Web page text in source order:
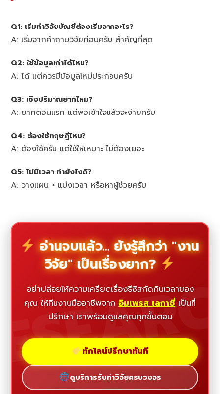
Q1: เริ่มทำวิจัยบัญชีต้องเริ่มจากอะไร?
A: เริ่มจากคำถามวิจัยก่อนครับ สำคัญที่สุด
Q2: ใช้ข้อมูลเก่าได้ไหม?
A: ได้ แต่ควรมีข้อมูลใหม่ประกอบครับ
Q3: เชิงปริมาณยากไหม?
A: ยากตอนแรก แต่พอเข้าใจแล้วจะง่ายครับ
Q4: ต้องใช้ทฤษฎีไหม?
A: ต้องใช้ครับ แต่ใช้ให้เหมาะ ไม่ต้องเยอะ
Q5: ไม่มีเวลา ทำยังไงดี?
A: วางแผน + แบ่งเวลา หรือหาผู้ช่วยครับ
อ่านจบแล้ว... ยังรู้สึกว่า "งาน
วิจัย" เป็นเรื่องยาก?
อย่าปล่อยให้ความเครียดเรื่องธีซิสกัดกินเวลาของ
คุณ ให้ทีมงานมืออาชีพจาก อิมเพรส เลกาซี่ เป็นที่
ปรึกษา เราพร้อมดูแลคุณทุกขั้นตอน
ทักไลน์ปรึกษาทันที
ดูบริการรับทำวิจัยครบวงจร